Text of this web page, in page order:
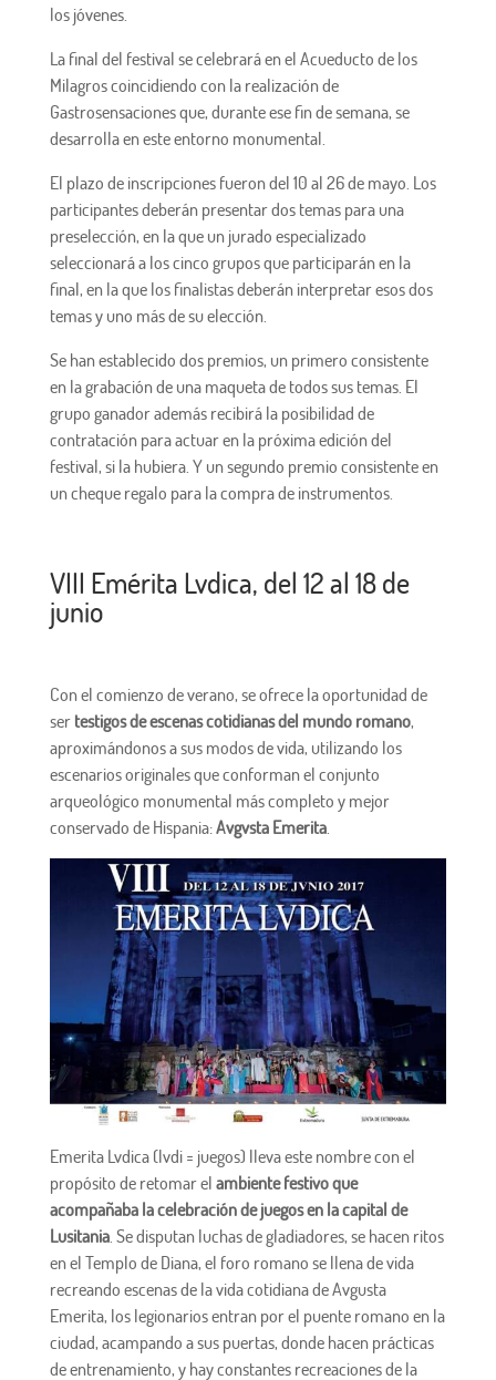
los jóvenes.
La final del festival se celebrará en el Acueducto de los
Milagros coincidiendo con la realización de
Gastrosensaciones que, durante ese fin de semana, se
desarrolla en este entorno monumental.
El plazo de inscripciones fueron del 10 al 26 de mayo. Los
participantes deberán presentar dos temas para una
preselección, en la que un jurado especializado
seleccionará a los cinco grupos que participarán en la
final, en la que los finalistas deberán interpretar esos dos
temas y uno más de su elección.
Se han establecido dos premios, un primero consistente
en la grabación de una maqueta de todos sus temas. El
grupo ganador además recibirá la posibilidad de
contratación para actuar en la próxima edición del
festival, si la hubiera. Y un segundo premio consistente en
un cheque regalo para la compra de instrumentos.
VIII Emérita Lvdica, del 12 al 18 de
junio
Con el comienzo de verano, se ofrece la oportunidad de
ser testigos de escenas cotidianas del mundo romano,
aproximándonos a sus modos de vida, utilizando los
escenarios originales que conforman el conjunto
arqueológico monumental más completo y mejor
conservado de Hispania:Avgvsta Emerita.
Emerita Lvdica (lvdi = juegos) lleva este nombre con el
propósito de retomar el ambiente festivo que
acompañaba la celebración de juegos en la capital de
Lusitania. Se disputan luchas de gladiadores, se hacen ritos
en el Templo de Diana, el foro romano se llena de vida
recreando escenas de la vida cotidiana de Avgusta
Emerita, los legionarios entran por el puente romano en la
ciudad, acampando a sus puertas, donde hacen prácticas
de entrenamiento, y hay constantes recreaciones de la